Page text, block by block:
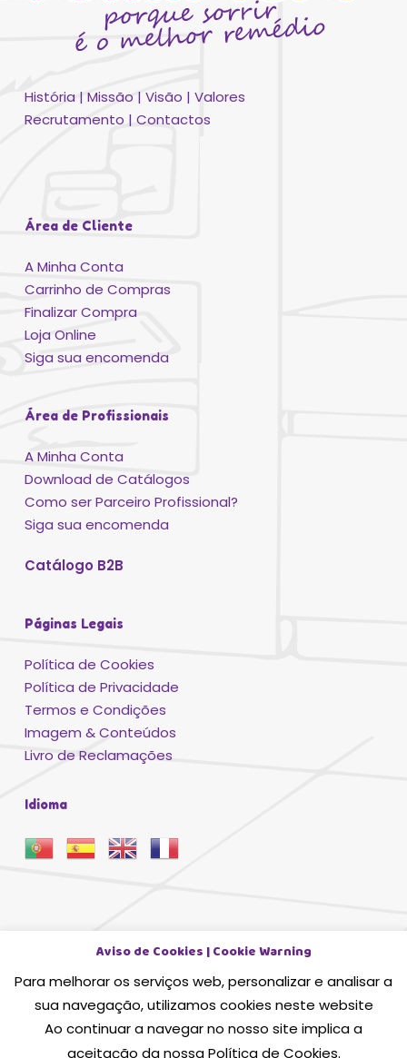
Nenhum produto no carrinho.
Go To Shop
História| Missão | Visão | Valores
Recrutamento | Contactos
Área de Cliente
A Minha Conta
Carrinho de Compras
Finalizar Compra
Loja Online
Siga sua encomenda
Área de Profissionais
A Minha Conta
Download de Catálogos
Como ser Parceiro Profissional?
Siga sua encomenda
Catálogo B2B
Páginas Legais
Política de Cookies
Política de Privacidade
Termos e Condições
Imagem & Conteúdos
Livro de Reclamações
Idioma
Ficha Projecto
Aviso de Cookies | Cookie Warning
Para melhorar os serviços web, personalizar e analisar a
sua navegação, utilizamos cookies neste website
Ao continuar a navegar no nosso site implica a
aceitação da nossa Política de Cookies.